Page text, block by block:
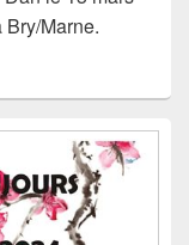
Marne.